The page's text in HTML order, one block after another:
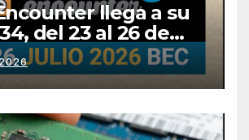
llega a su
del 23 al 26 de